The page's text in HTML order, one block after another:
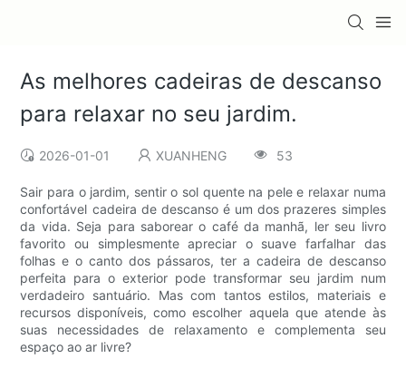
As melhores cadeiras de descanso
para relaxar no seu jardim.
2026-01-01 XUANHENG 53
Sair para o jardim, sentir o sol quente na pele e relaxar numa
confortável cadeira de descanso é um dos prazeres simples
da vida. Seja para saborear o café da manhã, ler seu livro
favorito ou simplesmente apreciar o suave farfalhar das
folhas e o canto dos pássaros, ter a cadeira de descanso
perfeita para o exterior pode transformar seu jardim num
verdadeiro santuário. Mas com tantos estilos, materiais e
recursos disponíveis, como escolher aquela que atende às
suas necessidades de relaxamento e complementa seu
espaço ao ar livre?